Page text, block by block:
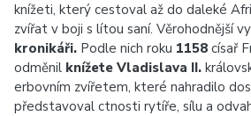
knížeti, který cestoval až do daleké
zvířat v boji s lítou saní. Věrohodnější
kronikáři. Podle nich roku 1158 císař
odměnil knížete Vladislava II.
erbovním zvířetem, které nahradilo
představoval ctnosti rytíře, sílu a